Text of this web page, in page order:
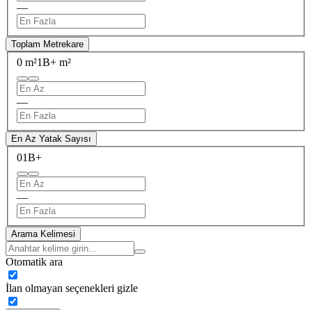
—
Toplam Metrekare
0 m²1B+ m²
—
En Az Yatak Sayısı
01B+
—
Arama Kelimesi
Otomatik ara
İlan olmayan seçenekleri gizle